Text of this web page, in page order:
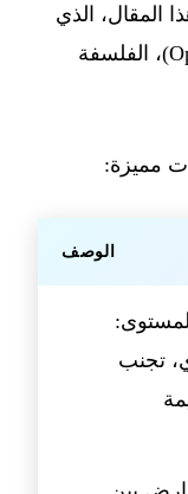
المقال، الذي
وقعه Jason Wolfe (باحث في OpenAI)، الفلسفة
الوصف
تجنب